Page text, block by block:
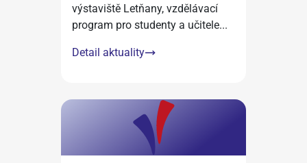
výstaviště Letňany, vzdělávací
program pro studenty a učitele...
Detail aktuality